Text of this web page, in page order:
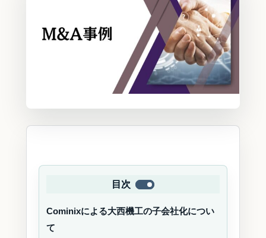
目次
Cominixによる大西機工の子会社化につい
て